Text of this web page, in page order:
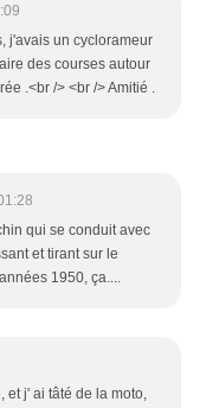
j'avais un cyclorameur
des courses autour
.<br /> <br /> Amitié .
qui se conduit avec
et tirant sur le
1950, ça....
et j' ai tâté de la moto,